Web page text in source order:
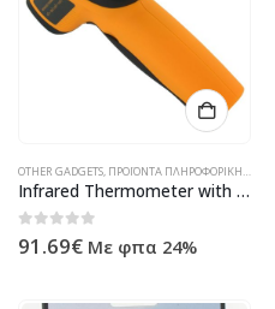
OTHER GADGETS, ΠΡΟΪΌΝΤΑ ΠΛΗΡΟΦΟΡΙΚΉΣ - ΚΙΝΗΤΉΣ ΤΗΛΕΦΩΝΊΑΣ - ΗΛΕΚΤΡΟΝΙΚΆ
Infrared Thermometer with Laser pyrometer
0 out of 5
91.69€ Με φπα 24%